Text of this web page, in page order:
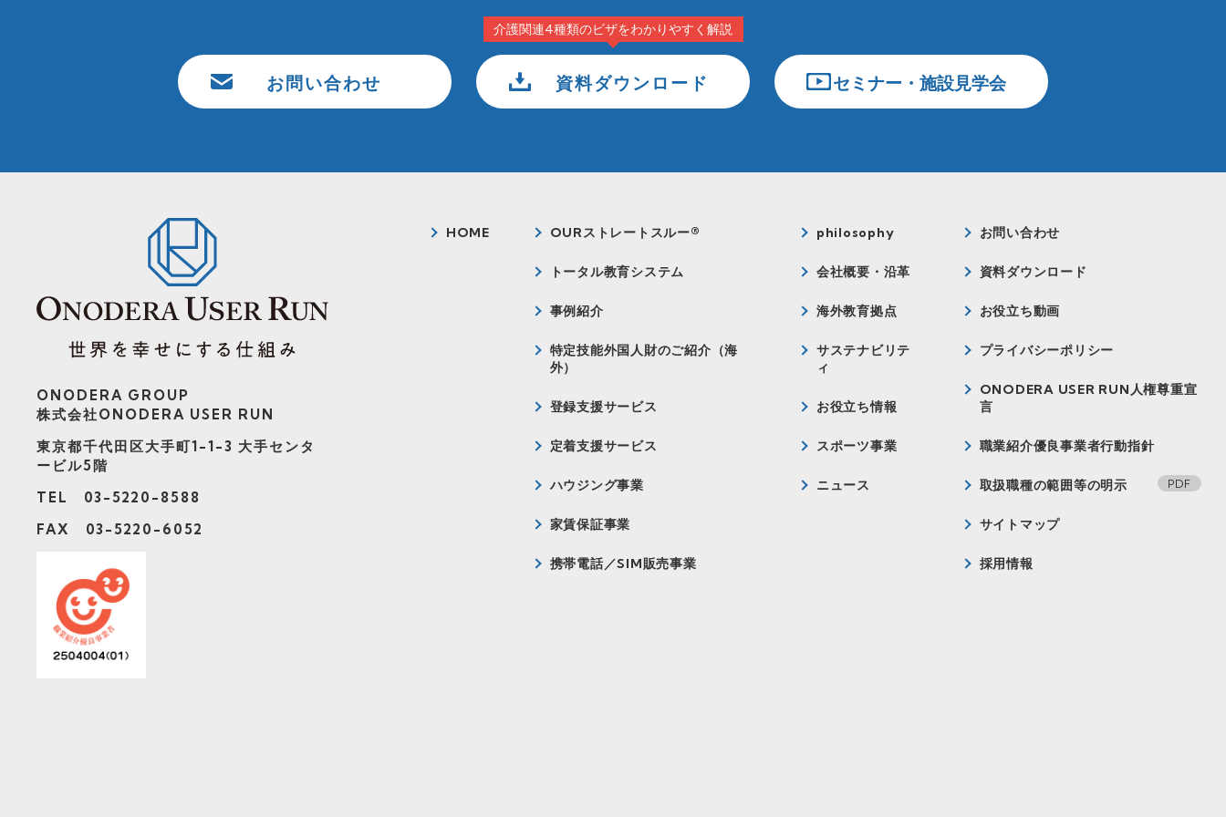
お問い合わせ
介護関連4種類のビザをわかりやすく解説
資料ダウンロード セミナー・施設見学会
ONODERA GROUP
株式会社ONODERA USER RUN
東京都千代田区大手町1-1-3 大手センタ
ービル5階
TEL 03-5220-8588
FAX 03-5220-6052
HOME OURストレートスルー®
トータル教育システム
事例紹介
特定技能外国人財のご紹介（海
外）
登録支援サービス
定着支援サービス
ハウジング事業
家賃保証事業
携帯電話／SIM販売事業
philosophy
会社概要・沿革
海外教育拠点
サステナビリテ
ィ
お役立ち情報
スポーツ事業
ニュース
お問い合わせ
資料ダウンロード
お役立ち動画
プライバシーポリシー
ONODERA USER RUN人権尊重宣
言
職業紹介優良事業者行動指針
取扱職種の範囲等の明示
サイトマップ
採用情報